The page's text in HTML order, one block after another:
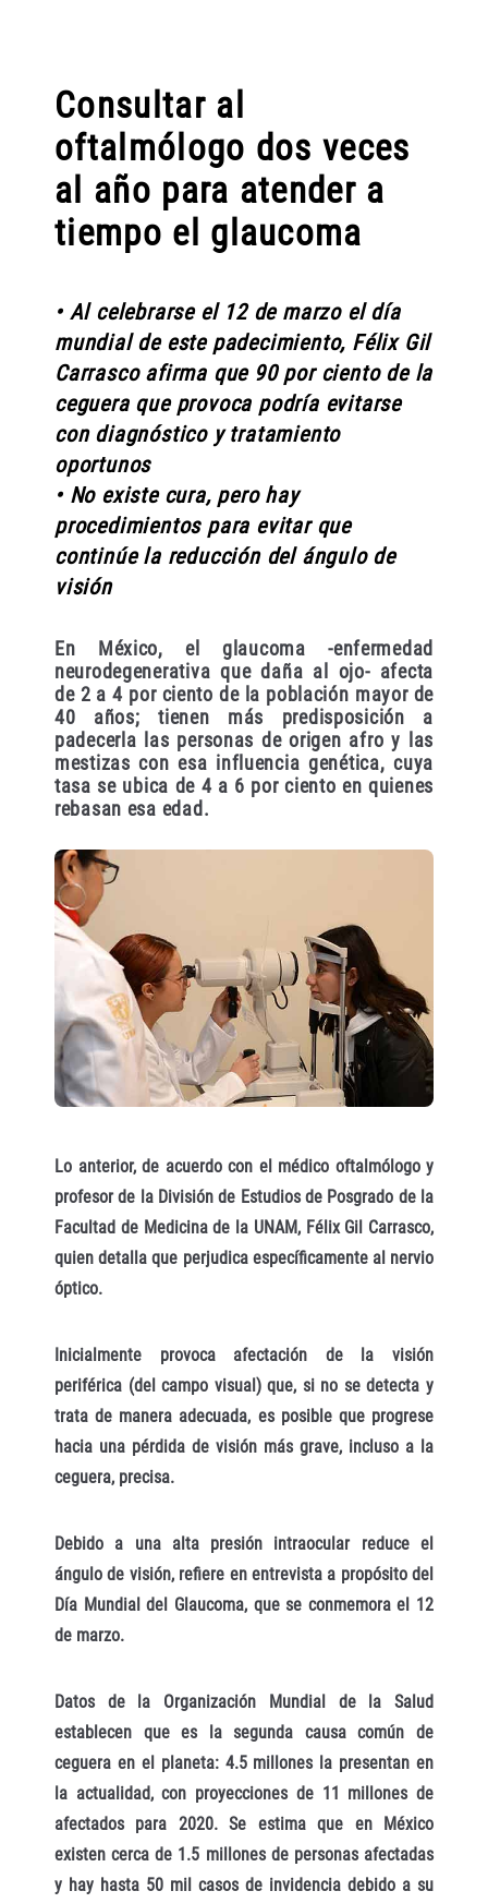
Consultar al
oftalmólogo dos veces
al año para atender a
tiempo el glaucoma
• Al celebrarse el 12 de marzo el día
mundial de este padecimiento, Félix Gil
Carrasco afirma que 90 por ciento de la
ceguera que provoca podría evitarse
con diagnóstico y tratamiento
oportunos
• No existe cura, pero hay
procedimientos para evitar que
continúe la reducción del ángulo de
visión
En México, el glaucoma -enfermedad
neurodegenerativa que daña al ojo- afecta
de 2 a 4 por ciento de la población mayor de
40 años; tienen más predisposición a
padecerla las personas de origen afro y las
mestizas con esa influencia genética, cuya
tasa se ubica de 4 a 6 por ciento en quienes
rebasan esa edad.
Lo anterior, de acuerdo con el médico oftalmólogo y
profesor de la División de Estudios de Posgrado de la
Facultad de Medicina de la UNAM, Félix Gil Carrasco,
quien detalla que perjudica específicamente al nervio
óptico.
Inicialmente provoca afectación de la visión
periférica (del campo visual) que, si no se detecta y
trata de manera adecuada, es posible que progrese
hacia una pérdida de visión más grave, incluso a la
ceguera, precisa.
Debido a una alta presión intraocular reduce el
ángulo de visión, refiere en entrevista a propósito del
Día Mundial del Glaucoma, que se conmemora el 12
de marzo.
Datos de la Organización Mundial de la Salud
establecen que es la segunda causa común de
ceguera en el planeta: 4.5 millones la presentan en
la actualidad, con proyecciones de 11 millones de
afectados para 2020. Se estima que en México
existen cerca de 1.5 millones de personas afectadas
y hay hasta 50 mil casos de invidencia debido a su